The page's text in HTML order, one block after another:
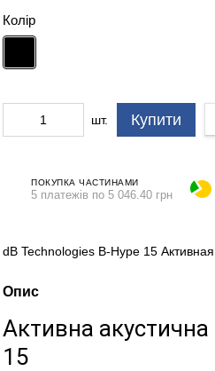
Колір
шт. Купити
ПОКУПКА ЧАСТИНАМИ
5 платежів по 5 046.40 грн
dB Technologies B-Hype 15
Опис
Активна
15